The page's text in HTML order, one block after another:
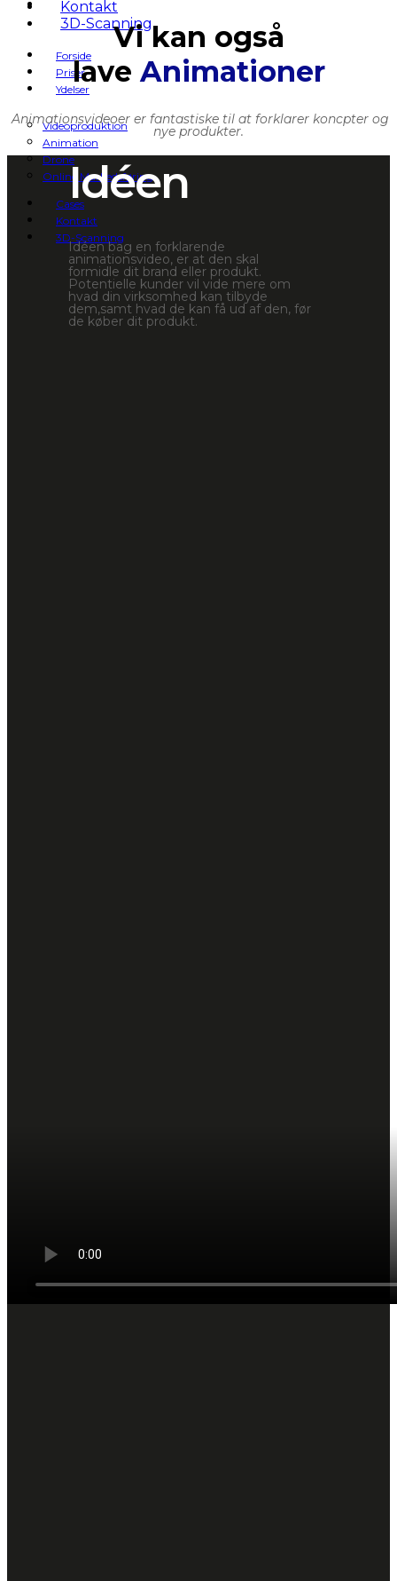
3D-Scanning
Kontakt
3D-Scanning
Forside
Priser
Ydelser
Videoproduktion
Animation
Drone
Online Markedsføring
Cases
Kontakt
3D-Scanning
Vi kan også
lave Animationer
Animationsvideoer er fantastiske til at forklarer koncpter og
nye produkter.
Idéen
Idéen bag en forklarende
animationsvideo, er at den skal
formidle dit brand eller produkt.
Potentielle kunder vil vide mere om
hvad din virksomhed kan tilbyde
dem,samt hvad de kan få ud af den, før
de køber dit produkt.